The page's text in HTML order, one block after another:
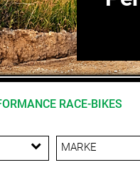
RACE-BIKES
MARKE